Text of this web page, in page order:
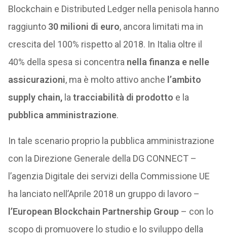
Blockchain e Distributed Ledger nella penisola hanno
raggiunto 30 milioni di euro, ancora limitati ma in
crescita del 100% rispetto al 2018. In Italia oltre il
40% della spesa si concentra nella finanza e nelle
assicurazioni, ma è molto attivo anche l’ambito
supply chain,la tracciabilità di prodotto e la
pubblica amministrazione.
In tale scenario proprio la pubblica amministrazione
con la Direzione Generale della DG CONNECT –
l’agenzia Digitale dei servizi della Commissione UE
ha lanciato nell’Aprile 2018 un gruppo di lavoro –
l’European Blockchain Partnership Group– con lo
scopo di promuovere lo studio e lo sviluppo della